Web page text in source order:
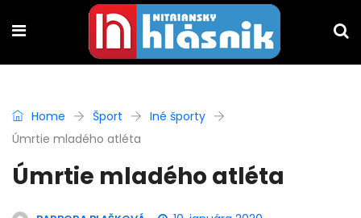
Home Šport
Iné športy
Úmrtie mladého atléta
Úmrtie mladého atléta